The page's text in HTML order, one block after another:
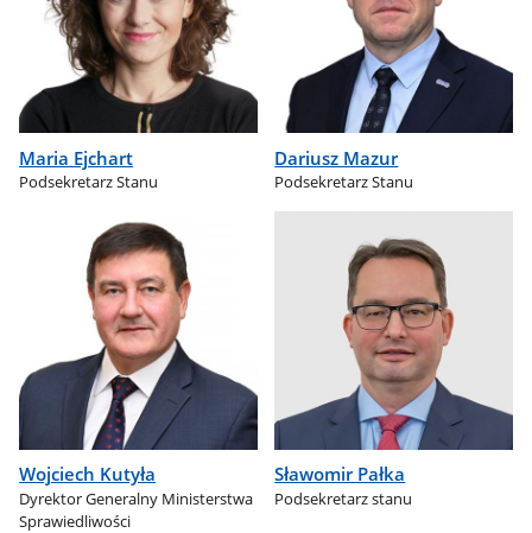
Maria Ejchart
Podsekretarz Stanu
Dariusz Mazur
Podsekretarz Stanu
Wojciech Kutyła
Dyrektor Generalny Ministerstwa
Sprawiedliwości
Sławomir Pałka
Podsekretarz stanu